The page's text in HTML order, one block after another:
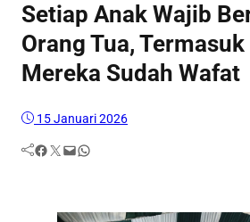
Setiap Anak Wajib
Orang Tua,
Mereka Sudah Wafat
15 Januari 2026
Facebook Twitter Mail WhatsApp